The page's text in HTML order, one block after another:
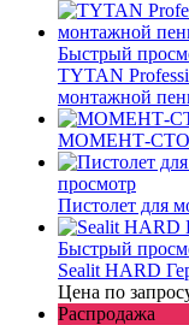
Быстрый
TYTAN
монтажной
МОМЕНТ-
просмотр
Пистолет для
Быстрый
Sealit HARD
Цена по
Распродажа